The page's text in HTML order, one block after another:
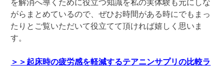
を解消へ導くために役立つ知識を私の実体験も元にしな
がらまとめているので、ぜひお時間がある時にでもまっ
たりとご覧いただいて役立てて頂ければ嬉しく思いま
す。
＞＞起床時の疲労感を軽減するテアニンサプリの比較ラ